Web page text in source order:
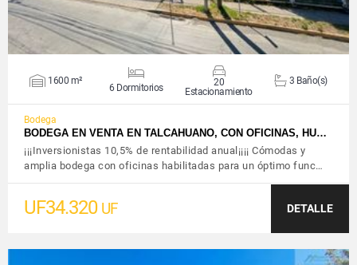
1600 m²
6 Dormitorios
20
Estacionamiento
3 Baño(s)
Bodega
BODEGA EN VENTA EN TALCAHUANO, CON OFICINAS, HU…
¡¡¡Inversionistas 10,5% de rentabilidad anual¡¡¡¡ Cómodas y
amplia bodega con oficinas habilitadas para un óptimo func…
UF34.320 UF DETALLE